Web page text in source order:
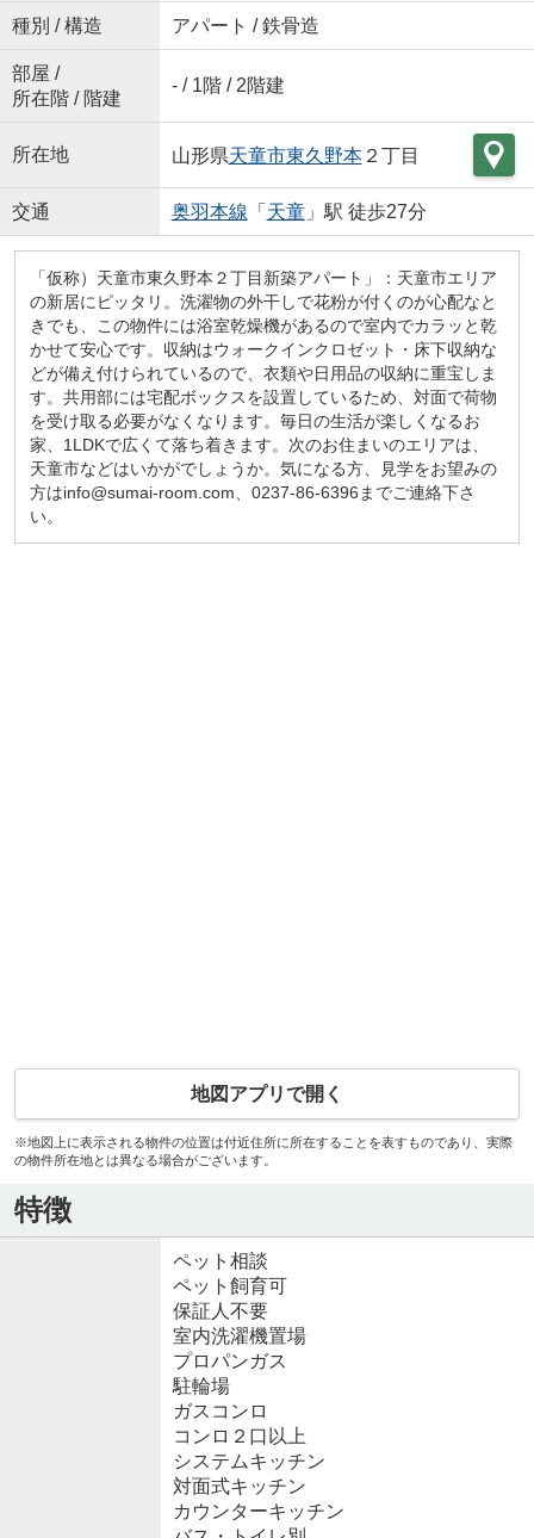
種別 / 構造 アパート / 鉄骨造
部屋 /
所在階 / 階建
- / 1階 / 2階建
所在地 山形県天童市東久野本２丁目
交通 奥羽本線 「 天童」駅 徒歩27分
「仮称）天童市東久野本２丁目新築アパート」：天童市エリア
の新居にピッタリ。洗濯物の外干しで花粉が付くのが心配なと
きでも、この物件には浴室乾燥機があるので室内でカラッと乾
かせて安心です。収納はウォークインクロゼット・床下収納な
どが備え付けられているので、衣類や日用品の収納に重宝しま
す。共用部には宅配ボックスを設置しているため、対面で荷物
を受け取る必要がなくなります。毎日の生活が楽しくなるお
家、1LDKで広くて落ち着きます。次のお住まいのエリアは、
天童市などはいかがでしょうか。気になる方、見学をお望みの
方はinfo@sumai-room.com、0237-86-6396までご連絡下さ
い。
地図アプリで開く
※地図上に表示される物件の位置は付近住所に所在することを表すものであり、実際
の物件所在地とは異なる場合がございます。
特徴
ペット相談
ペット飼育可
保証人不要
室内洗濯機置場
プロパンガス
駐輪場
ガスコンロ
コンロ２口以上
システムキッチン
対面式キッチン
カウンターキッチン